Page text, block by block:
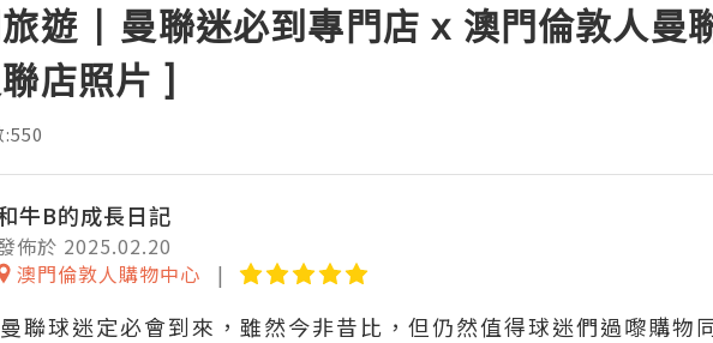
遊 | 曼聯迷必到專門店 x 澳門倫敦人曼
店照片 ]
牛B的成長日記
佈於 2025.02.20
澳門倫敦人購物中心
聯球迷定必會到來，雖然今非昔比，但仍然值得球迷們過嚟購物